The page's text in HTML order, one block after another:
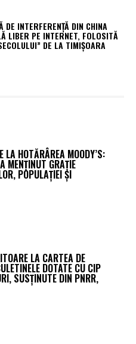
DE INTERFERENȚĂ DIN CHINA
LIBER PE INTERNET, FOLOSITĂ
DE LA TIMIȘOARA
LA HOTĂRÂREA MOODY’S:
MENȚINUT GRAȚIE
POPULAȚIEI ȘI
LA CARTEA DE
DOTATE CU CIP
SUSȚINUTE DIN PNRR,